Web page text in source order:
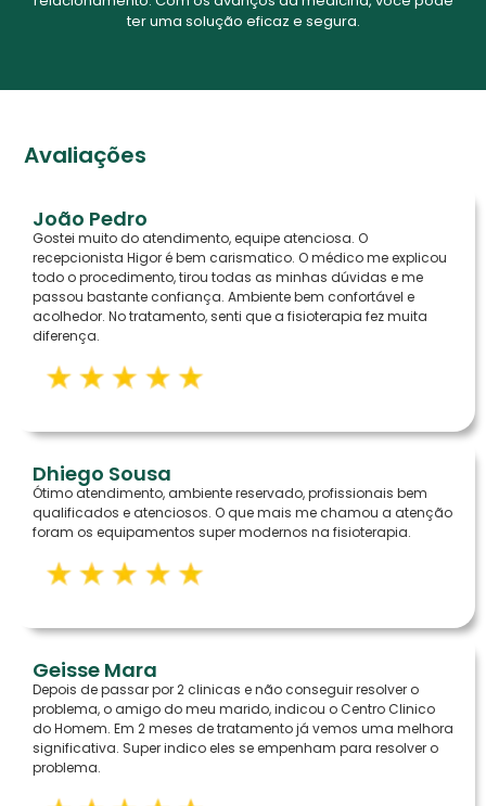
ter uma solução eficaz e segura.
Avaliações
João Pedro
Gostei muito do atendimento, equipe atenciosa. O
recepcionista Higor é bem carismatico. O médico me explicou
todo o procedimento, tirou todas as minhas dúvidas e me
passou bastante confiança. Ambiente bem confortável e
acolhedor. No tratamento, senti que a fisioterapia fez muita
diferença.
Dhiego Sousa
Ótimo atendimento, ambiente reservado, profissionais bem
qualificados e atenciosos. O que mais me chamou a atenção
foram os equipamentos super modernos na fisioterapia.
Geisse Mara
Depois de passar por 2 clinicas e não conseguir resolver o
problema, o amigo do meu marido, indicou o Centro Clinico
do Homem. Em 2 meses de tratamento já vemos uma melhora
significativa. Super indico eles se empenham para resolver o
problema.